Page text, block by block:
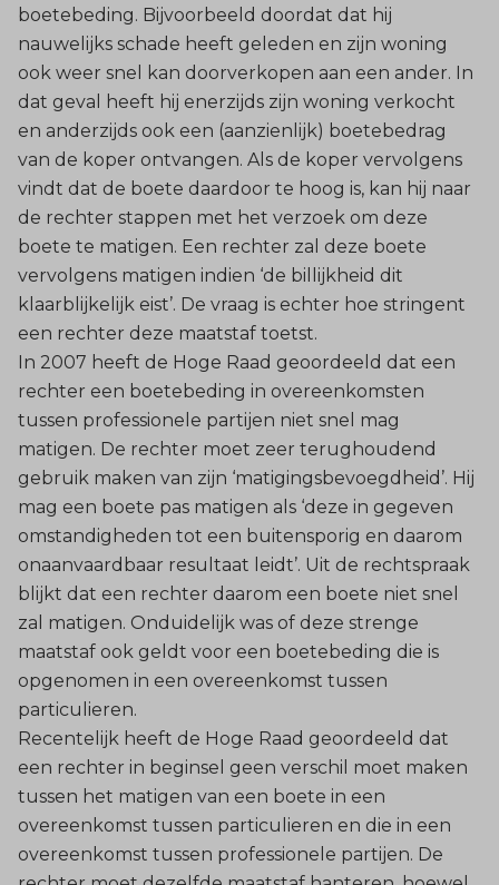
boetebeding. Bijvoorbeeld doordat dat hij
nauwelijks schade heeft geleden en zijn woning
ook weer snel kan doorverkopen aan een ander. In
dat geval heeft hij enerzijds zijn woning verkocht
en anderzijds ook een (aanzienlijk) boetebedrag
van de koper ontvangen. Als de koper vervolgens
vindt dat de boete daardoor te hoog is, kan hij naar
de rechter stappen met het verzoek om deze
boete te matigen. Een rechter zal deze boete
vervolgens matigen indien ‘de billijkheid dit
klaarblijkelijk eist’. De vraag is echter hoe stringent
een rechter deze maatstaf toetst.
In 2007 heeft de Hoge Raad geoordeeld dat een
rechter een boetebeding in overeenkomsten
tussen professionele partijen niet snel mag
matigen. De rechter moet zeer terughoudend
gebruik maken van zijn ‘matigingsbevoegdheid’. Hij
mag een boete pas matigen als ‘deze in gegeven
omstandigheden tot een buitensporig en daarom
onaanvaardbaar resultaat leidt’. Uit de rechtspraak
blijkt dat een rechter daarom een boete niet snel
zal matigen. Onduidelijk was of deze strenge
maatstaf ook geldt voor een boetebeding die is
opgenomen in een overeenkomst tussen
particulieren.
Recentelijk heeft de Hoge Raad geoordeeld dat
een rechter in beginsel geen verschil moet maken
tussen het matigen van een boete in een
overeenkomst tussen particulieren en die in een
overeenkomst tussen professionele partijen. De